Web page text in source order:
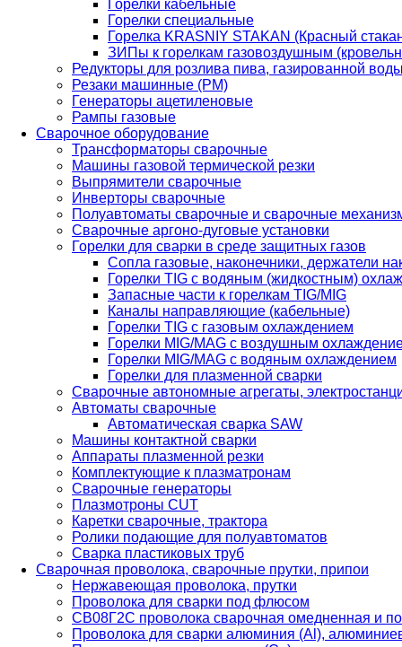
Горелки кабельные
Горелки специальные
Горелка KRASNIY STAKAN (Красный
ЗИПы к горелкам газовоздушным
Редукторы для розлива пива, газированной
Резаки машинные (РМ)
Генераторы ацетиленовые
Рампы газовые
Сварочное оборудование
Трансформаторы сварочные
Машины газовой термической резки
Выпрямители сварочные
Инверторы сварочные
Полуавтоматы сварочные и сварочные
Сварочные аргоно-дуговые установки
Горелки для сварки в среде защитных газов
Сопла газовые, наконечники, держатели
Горелки TIG с водяным (жидкостным)
Запасные части к горелкам TIG/MIG
Каналы направляющие (кабельные)
Горелки TIG с газовым охлаждением
Горелки MIG/MAG с воздушным
Горелки MIG/MAG с водяным охлаждением
Горелки для плазменной сварки
Сварочные автономные агрегаты,
Автоматы сварочные
Автоматическая сварка SAW
Машины контактной сварки
Аппараты плазменной резки
Комплектующие к плазматронам
Сварочные генераторы
Плазмотроны CUT
Каретки сварочные, трактора
Ролики подающие для полуавтоматов
Сварка пластиковых труб
Сварочная проволока, сварочные прутки, припои
Нержавеющая проволока, прутки
Проволока для сварки под флюсом
СВ08Г2С проволока сварочная омедненная и
Проволока для сварки алюминия (Al),